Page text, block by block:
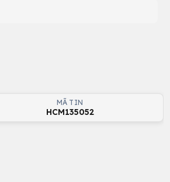
MÃ TIN
HCM135052